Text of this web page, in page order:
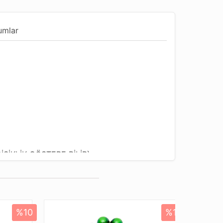
GÖSTERE BİLİR)
%10 %10